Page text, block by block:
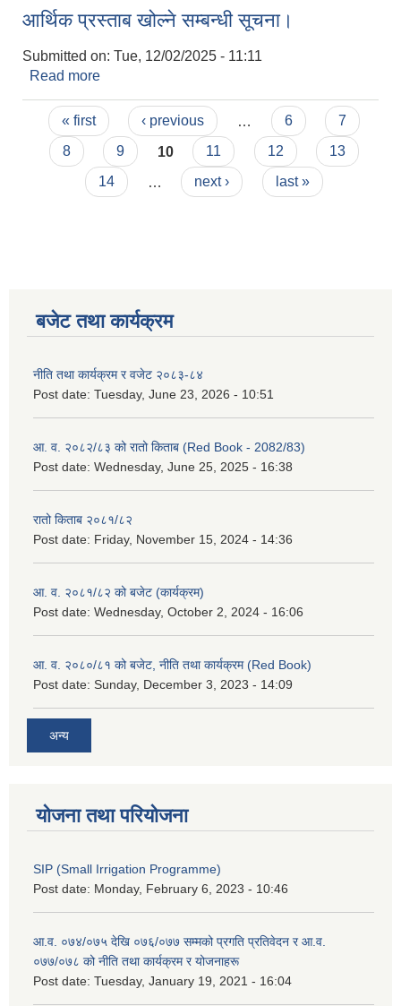
आर्थिक प्रस्ताब खोल्ने सम्बन्धी सूचना।
Submitted on: Tue, 12/02/2025 - 11:11
Read more
Pages
« first ‹ previous 6
7
8
9 10 11 12
13
14
next › last »
बजेट तथा कार्यक्रम
नीति तथा कार्यक्रम र वजेट २०८३-८४
Post date: Tuesday, June 23, 2026 - 10:51
आ. व. २०८२/८३ को रातो किताब (Red Book - 2082/83)
Post date: Wednesday, June 25, 2025 - 16:38
रातो किताब २०८१/८२
Post date: Friday, November 15, 2024 - 14:36
आ. व. २०८१/८२ को बजेट (कार्यक्रम)
Post date: Wednesday, October 2, 2024 - 16:06
आ. व. २०८०/८१ को बजेट, नीति तथा कार्यक्रम (Red Book)
Post date: Sunday, December 3, 2023 - 14:09
अन्य
योजना तथा परियोजना
SIP (Small Irrigation Programme)
Post date: Monday, February 6, 2023 - 10:46
आ.व. ०७४/०७५ देखि ०७६/०७७ सम्मको प्रगति प्रतिवेदन र आ.व.
०७७/०७८ को नीति तथा कार्यक्रम र योजनाहरू
Post date: Tuesday, January 19, 2021 - 16:04